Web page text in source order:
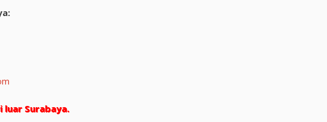
luar Surabaya.